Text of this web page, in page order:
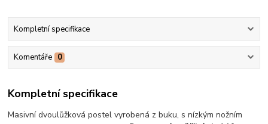
Kompletní specifikace
Komentáře 0
Kompletní specifikace
Masivní dvoulůžková postel vyrobená z buku, s nízkým nožním